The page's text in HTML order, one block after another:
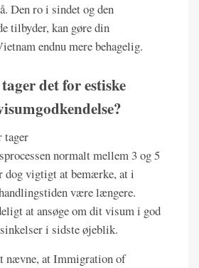
Den ro i sindet og den
tilbyder, kan gøre din
endnu mere behagelig.
det for estiske
tager
normalt mellem 3 og 5
dog vigtigt at bemærke, at i
være længere.
at ansøge om dit visum i god
i sidste øjeblik.
nævne, at Immigration of